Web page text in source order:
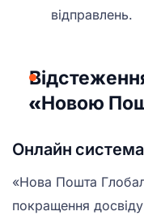
відправлень.
«Новою
Онлайн
«Нова Пошта
покращення